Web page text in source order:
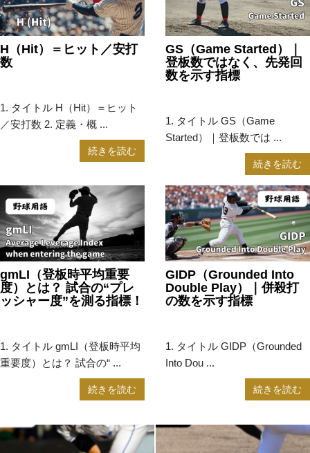
H（Hit）＝ヒット／安打
数
1. タイトル H（Hit）＝ヒット
／安打数 2. 定義・概 ...
続きを読む
GS（Game Started）｜
登板数ではなく、先発回
数を示す指標
1. タイトル GS（Game
Started）｜登板数では ...
続きを読む
gmLI（登板時平均重要
度）とは？ 試合の“プレ
ッシャー度”を測る指標！
1. タイトル gmLI（登板時平均
重要度）とは？ 試合の“ ...
続きを読む
GIDP（Grounded Into
Double Play）｜併殺打
の数を示す指標
1. タイトル GIDP（Grounded
Into Dou ...
続きを読む